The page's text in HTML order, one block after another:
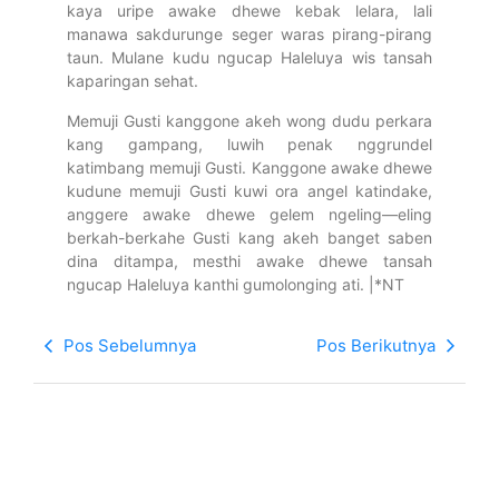
kaya uripe awake dhewe kebak lelara, lali
manawa sakdurunge seger waras pirang-pirang
taun. Mulane kudu ngucap Haleluya wis tansah
kaparingan sehat.
Memuji Gusti kanggone akeh wong dudu perkara
kang gampang, luwih penak nggrundel
katimbang memuji Gusti. Kanggone awake dhewe
kudune memuji Gusti kuwi ora angel katindake,
anggere awake dhewe gelem ngeling—eling
berkah-berkahe Gusti kang akeh banget saben
dina ditampa, mesthi awake dhewe tansah
ngucap Haleluya kanthi gumolonging ati. |*NT
Pos Sebelumnya Pos Berikutnya